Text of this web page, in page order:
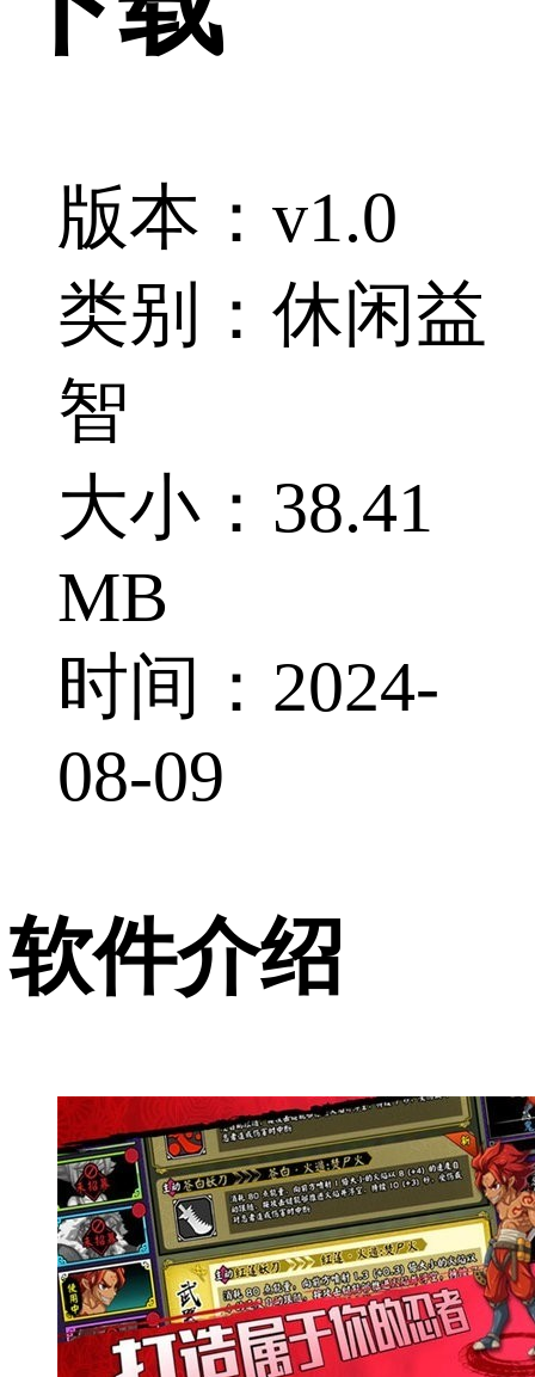
版本：v1.0
类别：休闲益
智
大小：38.41
MB
时间：2024-
08-09
软件介绍